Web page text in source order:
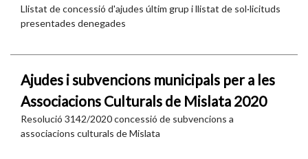
Llistat de concessió d'ajudes últim grup i llistat de sol·licituds
presentades denegades
Ajudes i subvencions municipals per a les
Associacions Culturals de Mislata 2020
Resolució 3142/2020 concessió de subvencions a
associacions culturals de Mislata